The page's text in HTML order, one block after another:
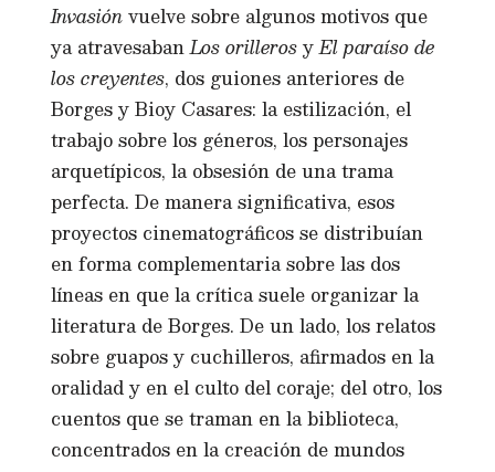
Invasiónvuelve sobre algunos motivos que
ya atravesabanLos orillerosyEl paraíso de
los creyentes, dos guiones anteriores de
Borges y Bioy Casares: la estilización, el
trabajo sobre los géneros, los personajes
arquetípicos, la obsesión de una trama
perfecta. De manera significativa, esos
proyectos cinematográficos se distribuían
en forma complementaria sobre las dos
líneas en que la crítica suele organizar la
literatura de Borges. De un lado, los relatos
sobre guapos y cuchilleros, afirmados en la
oralidad y en el culto del coraje; del otro, los
cuentos que se traman en la biblioteca,
concentrados en la creación de mundos